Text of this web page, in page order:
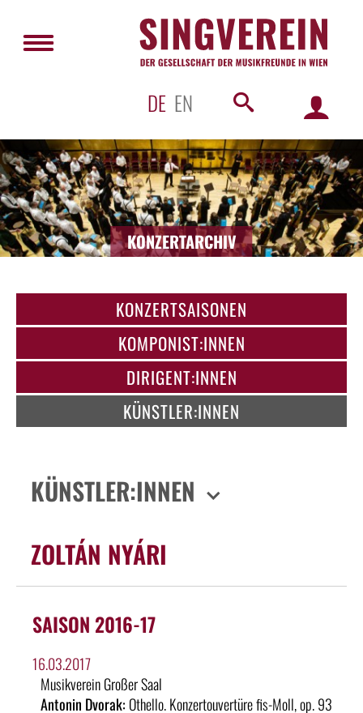
DE EN
KONZERTARCHIV
KONZERTSAISONEN
KOMPONIST:INNEN
DIRIGENT:INNEN
KÜNSTLER:INNEN
KÜNSTLER:INNEN
ZOLTÁN NYÁRI
SAISON 2016-17
16.03.2017
Musikverein Großer Saal
Antonin Dvorak: Othello. Konzertouvertüre fis-Moll, op. 93